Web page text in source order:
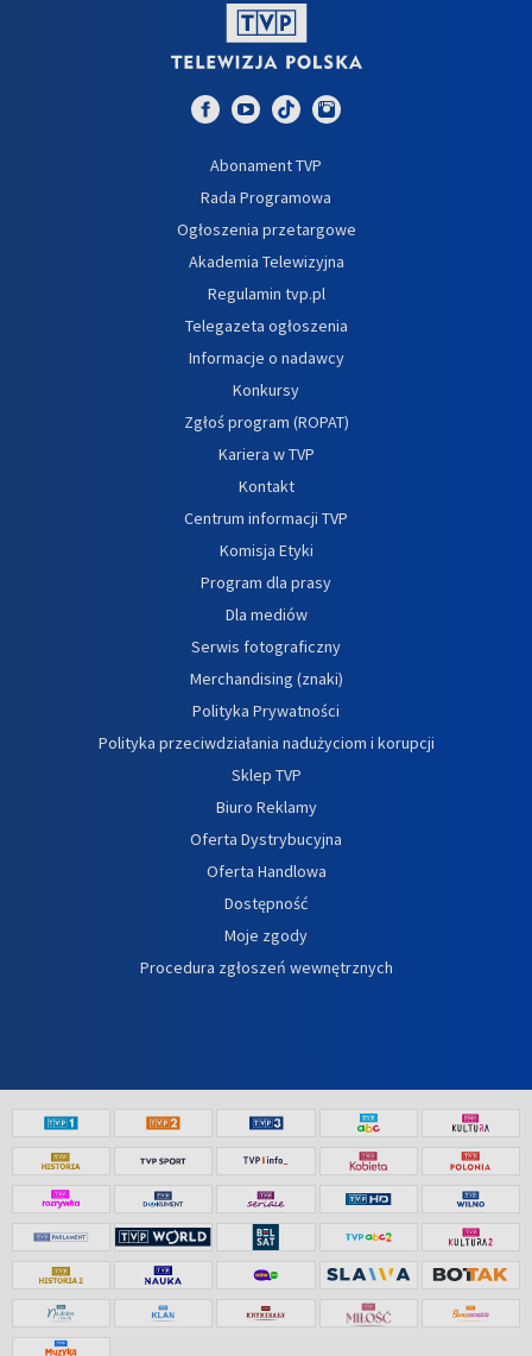
Abonament TVP
Rada Programowa
Ogłoszenia przetargowe
Akademia Telewizyjna
Regulamin tvp.pl
Telegazeta ogłoszenia
Informacje o nadawcy
Konkursy
Zgłoś program (ROPAT)
Kariera w TVP
Kontakt
Centrum informacji TVP
Komisja Etyki
Program dla prasy
Dla mediów
Serwis fotograficzny
Merchandising (znaki)
Polityka Prywatności
Polityka przeciwdziałania nadużyciom i korupcji
Sklep TVP
Biuro Reklamy
Oferta Dystrybucyjna
Oferta Handlowa
Dostępność
Moje zgody
Procedura zgłoszeń wewnętrznych